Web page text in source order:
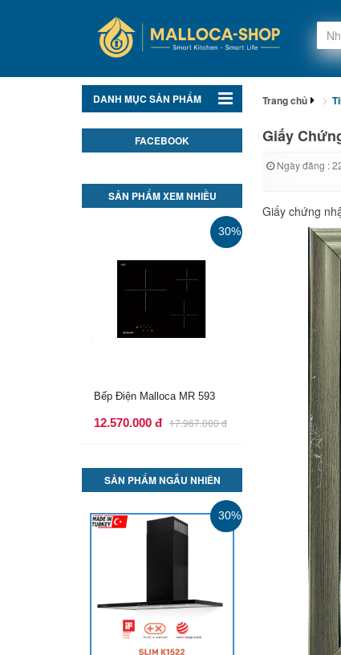
DANH MỤC SẢN PHẨM
FACEBOOK
SẢN PHẨM XEM NHIỀU
30%
Bếp Điện Malloca MH-02R
11.600.000 đ 16.642.000 đ
SẢN PHẨM NGẪU NHIÊN
30%
Trang chủ
Giấy
Ngày đăng :
Giấy chứng